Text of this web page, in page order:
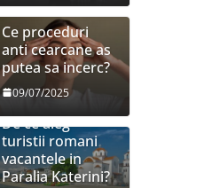
Ce proceduri
anti cearcane as
putea sa incerc?
09/07/2025
De ce aleg
turistii romani
vacantele in
Paralia Katerini?